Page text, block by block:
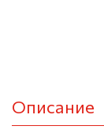
Описание